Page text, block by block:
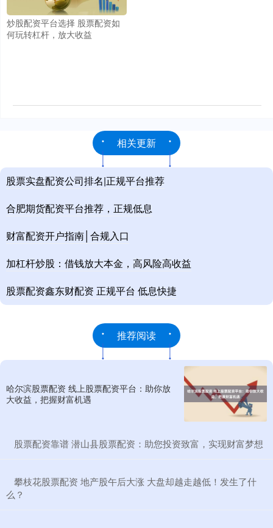
炒股配资平台选择 股票配资如
何玩转杠杆，放大收益
相关更新
股票实盘配资公司排名|正规平台推荐
合肥期货配资平台推荐，正规低息
财富配资开户指南│合规入口
加杠杆炒股：借钱放大本金，高风险高收益
股票配资鑫东财配资 正规平台 低息快捷
推荐阅读
哈尔滨股票配资 线上股票配资平台：助你放
大收益，把握财富机遇
​股票配资靠谱 潜山县股票配资：助您投资致富，实现财富梦想
​攀枝花股票配资 地产股午后大涨 大盘却越走越低！发生了什
么？